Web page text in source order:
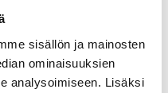
sisällön ja mainosten
ominaisuuksien
analysoimiseen. Lisäksi
20 mm